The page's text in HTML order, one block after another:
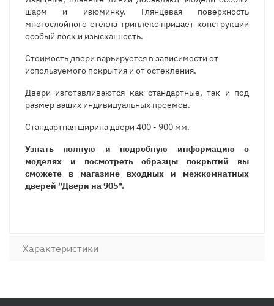
шарм и изюминку. Глянцевая поверхность
многослойного стекла триплекс придает конструкции
особый лоск и изысканность.
Стоимость двери варьируется в зависимости от
используемого покрытия и от остекления.
Двери изготавливаются как стандартные, так и под
размер ваших индивидуальных проемов.
Стандартная ширина двери 400 - 900 мм.
Узнать полную и подробную информацию о
моделях и посмотреть образцы покрытий вы
сможете в магазине входных и межкомнатных
дверей "Двери на 905".
Характеристики